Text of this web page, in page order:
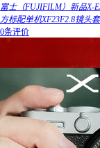
富士（FUJIFILM）新品X-
方标配单机XF23F2.8镜头
0条评价